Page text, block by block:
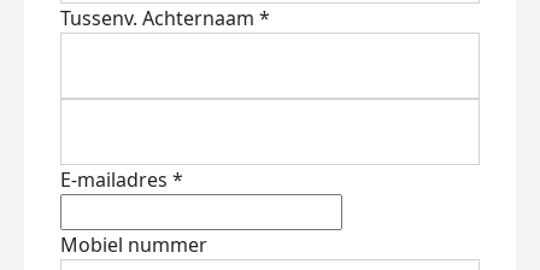
Tussenv. Achternaam *
E-mailadres *
Mobiel nummer